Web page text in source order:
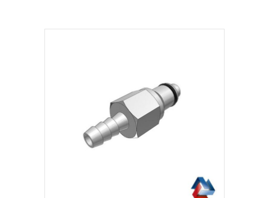
IN DEN WARENKORB